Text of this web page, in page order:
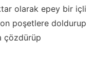
olarak epey bir içli
poşetlere doldurup
çözdürüp